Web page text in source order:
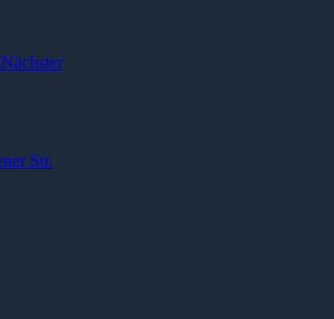
Nächster